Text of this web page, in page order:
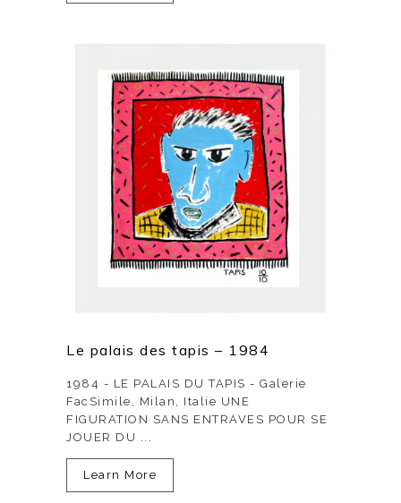
Le palais des tapis – 1984
1984 - LE PALAIS DU TAPIS - Galerie
FacSimile, Milan, Italie UNE
FIGURATION SANS ENTRAVES POUR SE
JOUER DU ...
Learn More